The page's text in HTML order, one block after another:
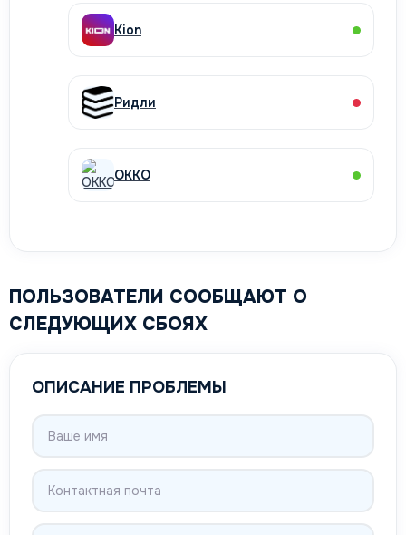
Kion
Ридли
OKKO
ПОЛЬЗОВАТЕЛИ СООБЩАЮТ О
СЛЕДУЮЩИХ СБОЯХ
ОПИСАНИЕ ПРОБЛЕМЫ